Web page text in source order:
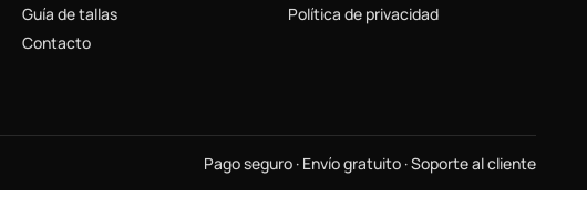
Guía de tallas
Contacto
Política de privacidad
Pago seguro · Envío gratuito · Soporte al cliente